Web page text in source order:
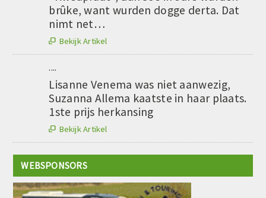
brûke, want wurden dogge derta. Dat
nimt net…
 Bekijk Artikel
....
Lisanne Venema was niet aanwezig,
Suzanna Allema kaatste in haar plaats.
1ste prijs herkansing
 Bekijk Artikel
WEBSPONSORS